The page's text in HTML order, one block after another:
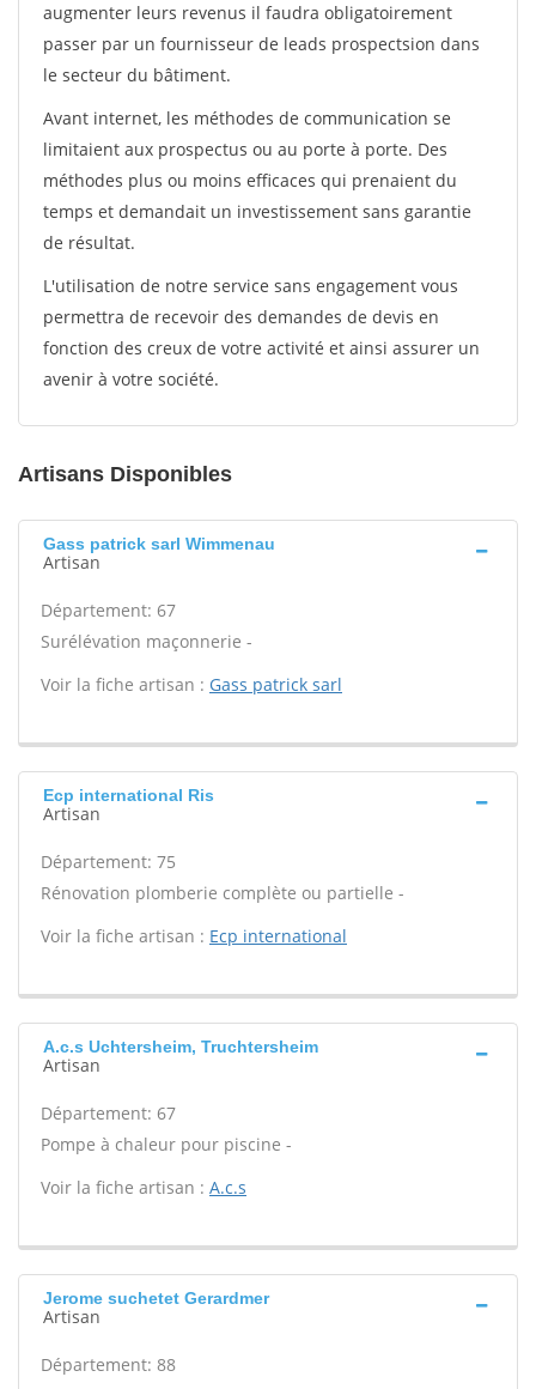
augmenter leurs revenus il faudra obligatoirement
passer par un fournisseur de leads prospectsion dans
le secteur du bâtiment.
Avant internet, les méthodes de communication se
limitaient aux prospectus ou au porte à porte. Des
méthodes plus ou moins efficaces qui prenaient du
temps et demandait un investissement sans garantie
de résultat.
L'utilisation de notre service sans engagement vous
permettra de recevoir des demandes de devis en
fonction des creux de votre activité et ainsi assurer un
avenir à votre société.
Artisans Disponibles
Gass patrick sarl Wimmenau
Artisan
Département: 67
Surélévation maçonnerie -
Voir la fiche artisan : Gass patrick sarl
Ecp international Ris
Artisan
Département: 75
Rénovation plomberie complète ou partielle -
Voir la fiche artisan : Ecp international
A.c.s Uchtersheim, Truchtersheim
Artisan
Département: 67
Pompe à chaleur pour piscine -
Voir la fiche artisan : A.c.s
Jerome suchetet Gerardmer
Artisan
Département: 88